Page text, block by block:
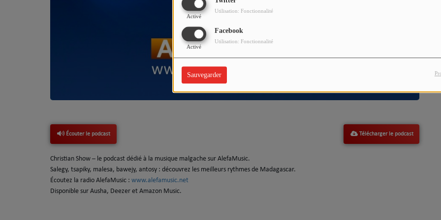
Activé
Utilisation: Fonctionnalité
Facebook
Activé
Utilisation: Fonctionnalité
Sauvegarder
Écouter le podcast Télécharger le podcast
Christian Show – le podcast dédié à la musique malgache sur AlefaMusic.
Salegy, tsapiky, malesa, bawejy, antosy : découvrez les meilleurs rythmes de Madagascar.
Écoutez la radio AlefaMusic : www.alefamusic.net
Disponible sur Ausha, Deezer et Amazon Music.